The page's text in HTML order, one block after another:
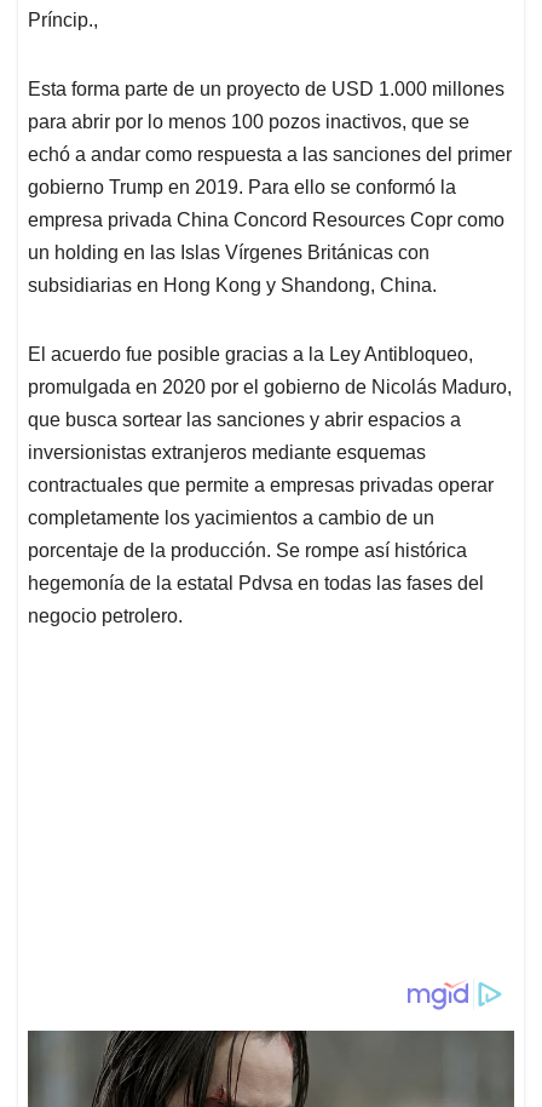
Príncip.,
Esta forma parte de un proyecto de USD 1.000 millones
para abrir por lo menos 100 pozos inactivos, que se
echó a andar como respuesta a las sanciones del primer
gobierno Trump en 2019. Para ello se conformó la
empresa privada China Concord Resources Copr como
un holding en las Islas Vírgenes Británicas con
subsidiarias en Hong Kong y Shandong, China.
El acuerdo fue posible gracias a la Ley Antibloqueo,
promulgada en 2020 por el gobierno de Nicolás Maduro,
que busca sortear las sanciones y abrir espacios a
inversionistas extranjeros mediante esquemas
contractuales que permite a empresas privadas operar
completamente los yacimientos a cambio de un
porcentaje de la producción. Se rompe así histórica
hegemonía de la estatal Pdvsa en todas las fases del
negocio petrolero.